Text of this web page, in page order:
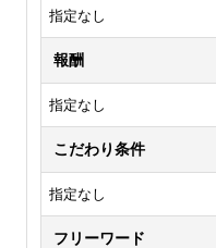
指定なし
報酬
指定なし
こだわり条件
指定なし
フリーワード